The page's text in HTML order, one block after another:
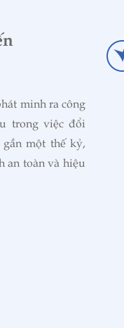
minh ra công
trong việc đổi
một thế kỷ,
an toàn và hiệu